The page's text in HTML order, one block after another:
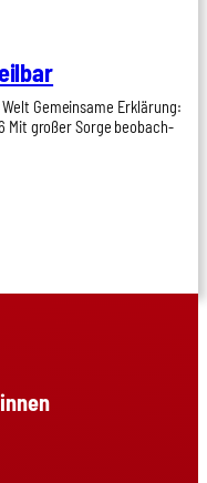
Gemein­sa­me Erklä­rung:
Mit gro­ßer Sor­ge beob­ach­